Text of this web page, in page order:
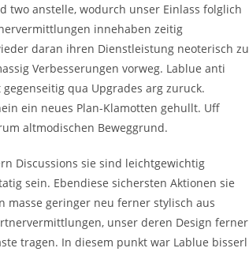
two anstelle, wodurch unser Einlass folglich
innehaben zeitig
daran ihren Dienstleistung neoterisch zu
Verbesserungen vorweg. Lablue anti
qua Upgrades arg zuruck.
ein neues Plan-Klamotten gehullt. Uff
altmodischen Beweggrund.
Discussions sie sind leichtgewichtig
sein. Ebendiese sichersten Aktionen sie
masse geringer neu ferner stylisch aus
unser deren Design ferner
tragen. In diesem punkt war Lablue bisserl